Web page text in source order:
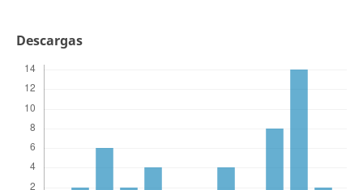
Descargas